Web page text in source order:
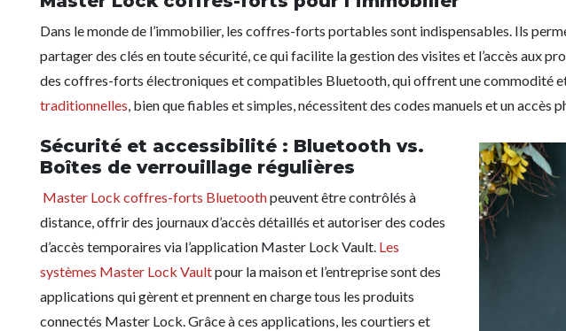
Dans le monde de l’immobilier, les coffres-forts portables sont indispensables. Ils
partager des clés en toute sécurité, ce qui facilite la gestion des visites et l’accès aux
des coffres-forts électroniques et compatibles Bluetooth, qui offrent une commodité et
traditionnelles , bien que fiables et simples, nécessitent des codes manuels et un accès
Sécurité et accessibilité : Bluetooth vs.
Boîtes de verrouillage régulières
Master Lock coffres-forts Bluetoothpeuvent être contrôlés à
distance, offrir des journaux d’accès détaillés et autoriser des codes
d’accès temporaires via l’application Master Lock Vault. Les
systèmes Master Lock Vaultpour la maison et l’entreprise sont des
applications qui gèrent et prennent en charge tous les produits
connectés Master Lock. Grâce à ces applications, les courtiers et